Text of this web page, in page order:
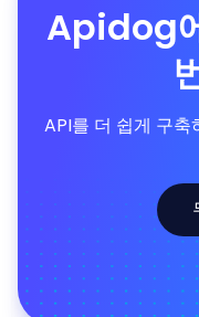
Apidog
API를 더 쉽게 구